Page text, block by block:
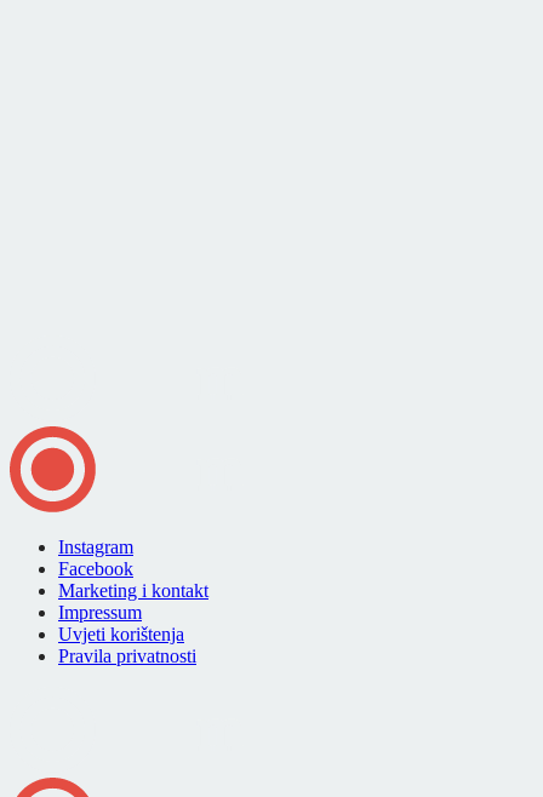
Instagram
Facebook
Marketing i kontakt
Impressum
Uvjeti korištenja
Pravila privatnosti